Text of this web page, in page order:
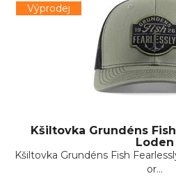
Výprodej
Kšiltovka Grundéns
Loden
Kšiltovka Grundéns Fish
or...